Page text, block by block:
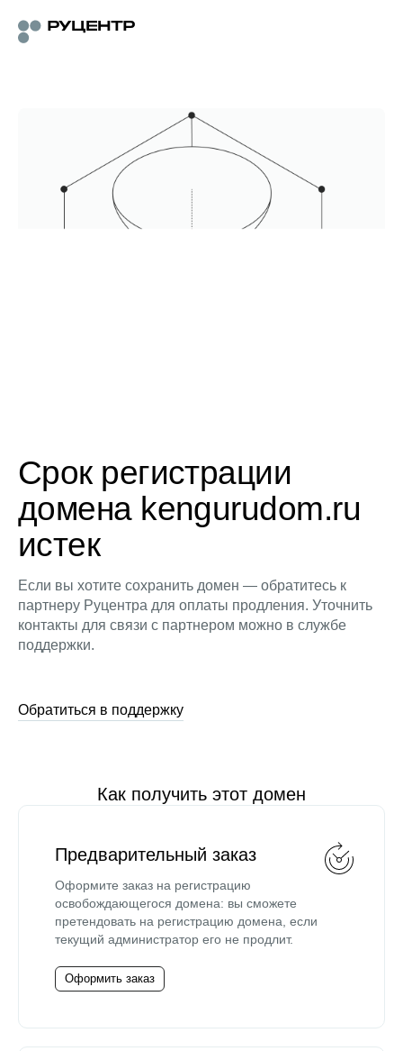
Срок регистрации
домена kengurudom.ru
истек
Если вы хотите сохранить домен — обратитесь к
партнеру Руцентра для оплаты продления. Уточнить
контакты для связи с партнером можно в службе
поддержки.
Обратиться в поддержку
Как получить этот домен
Предварительный заказ
Оформите заказ на регистрацию
освобождающегося домена: вы сможете
претендовать на регистрацию домена, если
текущий администратор его не продлит.
Оформить заказ